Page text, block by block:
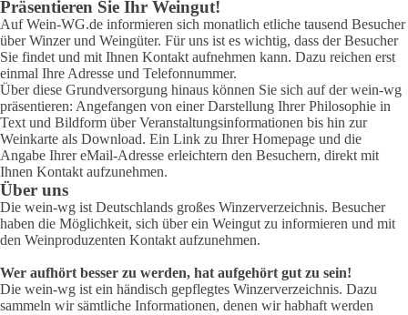
Präsentieren Sie Ihr Weingut!
Auf Wein-WG.de informieren sich monatlich etliche tausend Besucher
über Winzer und Weingüter. Für uns ist es wichtig, dass der Besucher
Sie findet und mit Ihnen Kontakt aufnehmen kann. Dazu reichen erst
einmal Ihre Adresse und Telefonnummer.
Über diese Grundversorgung hinaus können Sie sich auf der wein-wg
präsentieren: Angefangen von einer Darstellung Ihrer Philosophie in
Text und Bildform über Veranstaltungsinformationen bis hin zur
Weinkarte als Download. Ein Link zu Ihrer Homepage und die
Angabe Ihrer eMail-Adresse erleichtern den Besuchern, direkt mit
Ihnen Kontakt aufzunehmen.
Über uns
Die wein-wg ist Deutschlands großes Winzerverzeichnis. Besucher
haben die Möglichkeit, sich über ein Weingut zu informieren und mit
den Weinproduzenten Kontakt aufzunehmen.
Wer aufhört besser zu werden, hat aufgehört gut zu sein!
Die wein-wg ist ein händisch gepflegtes Winzerverzeichnis. Dazu
sammeln wir sämtliche Informationen, denen wir habhaft werden